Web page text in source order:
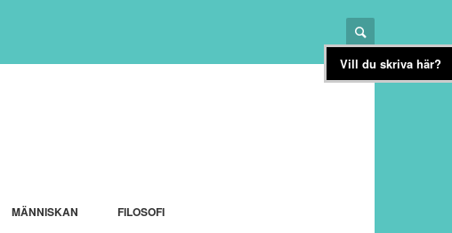
MÄNNISKAN FILOSOFI
Vill du skriva här?